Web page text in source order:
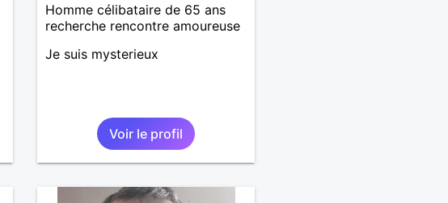
Homme célibataire de 65 ans
recherche rencontre amoureuse
Je suis mysterieux
Voir le profil